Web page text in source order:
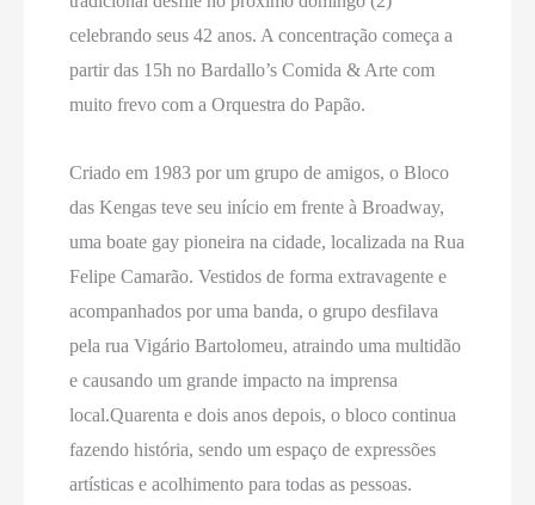
celebrando seus 42 anos. A concentração começa a
partir das 15h no Bardallo’s Comida & Arte com
muito frevo com a Orquestra do Papão.
Criado em 1983 por um grupo de amigos, o Bloco
das Kengas teve seu início em frente à Broadway,
uma boate gay pioneira na cidade, localizada na Rua
Felipe Camarão. Vestidos de forma extravagente e
acompanhados por uma banda, o grupo desfilava
pela rua Vigário Bartolomeu, atraindo uma multidão
e causando um grande impacto na imprensa
local.Quarenta e dois anos depois, o bloco continua
fazendo história, sendo um espaço de expressões
artísticas e acolhimento para todas as pessoas.